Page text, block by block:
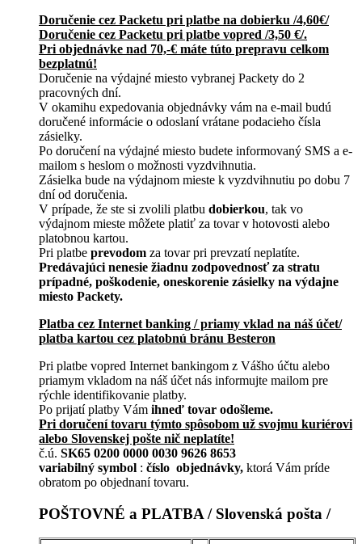
Doručenie cez Packetu pri platbe na dobierku /4,60€/
Doručenie cez Packetu pri platbe vopred /3,50 €/.
Pri objednávke nad 70,-€ máte túto prepravu celkom
bezplatnú!
Doručenie na výdajné miesto vybranej Packety do 2
pracovných dní.
V okamihu expedovania objednávky vám na e-mail budú
doručené informácie o odoslaní vrátane podacieho čísla
zásielky.
Po doručení na výdajné miesto budete informovaný SMS a e-
mailom s heslom o možnosti vyzdvihnutia.
Zásielka bude na výdajnom mieste k vyzdvihnutiu po dobu 7
dní od doručenia.
V prípade, že ste si zvolili platbu dobierkou, tak vo
výdajnom mieste môžete platiť za tovar v hotovosti alebo
platobnou kartou.
Pri platbe prevodom za tovar pri prevzatí neplatíte.
Predávajúci nenesie žiadnu zodpovednosť za stratu
prípadné, poškodenie, oneskorenie zásielky na výdajne
miesto Packety.
Platba cez Internet banking / priamy vklad na náš účet/
platba kartou cez platobnú bránu Besteron
Pri platbe vopred Internet bankingom z Vášho účtu alebo
priamym vkladom na náš účet nás informujte mailom pre
rýchle identifikovanie platby.
Po prijatí platby Vám ihneď tovar odošleme.
Pri doručení tovaru týmto spôsobom už svojmu kuriérovi
alebo Slovenskej pošte nič neplatíte!
č.ú. SK65 0200 0000 0030 9626 8653
variabilný symbol : číslo objednávky, ktorá Vám príde
obratom po objednaní tovaru.
POŠTOVNÉ a PLATBA / Slovenská pošta /